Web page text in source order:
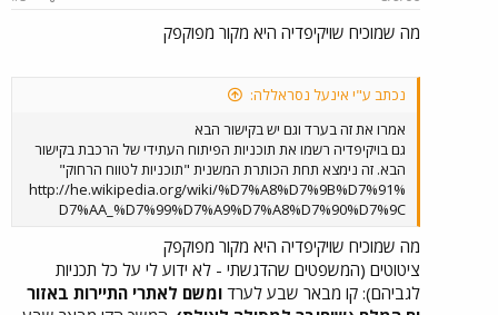
מה שמוכיח שויקיפדיה היא מקור מפוקפק
נכתב ע"י אינעל נסראללה:
אמרו את זה בערד וגם יש בקישור הבא
גם בויקיפדיה רשמו את תוכניות הפיתוח העתידי של הרכבת בקישור
הבא. זה נימצא תחת הכותרת המשנית "תוכניות לטווח הרחוק"
http://he.wikipedia.org/wiki/%D7%A8%D7%9B%D7%91%
D7%AA_%D7%99%D7%A9%D7%A8%D7%90%D7%9C
מה שמוכיח שויקיפדיה היא מקור מפוקפק
ציטוטים (המשפטים שהדגשתי - לא ידוע לי על כל תכניות
לגביהם): קו מבאר שבע לערד ומשם לאתרי התיירות באזור